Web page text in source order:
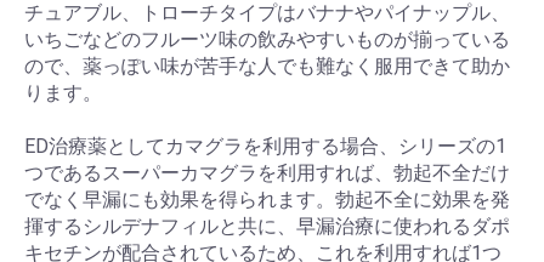
チュアブル、トローチタイプはバナナやパイナップル、
いちごなどのフルーツ味の飲みやすいものが揃っている
ので、薬っぽい味が苦手な人でも難なく服用できて助か
ります。
ED治療薬としてカマグラを利用する場合、シリーズの1
つであるスーパーカマグラを利用すれば、勃起不全だけ
でなく早漏にも効果を得られます。勃起不全に効果を発
揮するシルデナフィルと共に、早漏治療に使われるダポ
キセチンが配合されているため、これを利用すれば1つ